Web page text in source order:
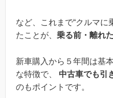
など、これまで“クルマに
たことが、 乗る前・離れ
新車購入から５年間は基
な特徴で、 中古車でも引
のもポイントです。